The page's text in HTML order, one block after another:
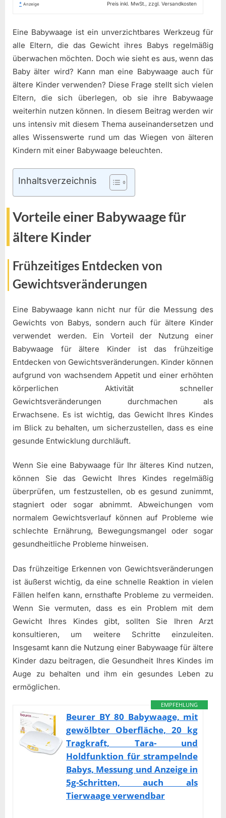
* Anzeige Preis inkl. MwSt., zzgl. Versandkosten
Eine Babywaage ist ein unverzichtbares Werkzeug für
alle Eltern, die das Gewicht ihres Babys regelmäßig
überwachen möchten. Doch wie sieht es aus, wenn das
Baby älter wird? Kann man eine Babywaage auch für
ältere Kinder verwenden? Diese Frage stellt sich vielen
Eltern, die sich überlegen, ob sie ihre Babywaage
weiterhin nutzen können. In diesem Beitrag werden wir
uns intensiv mit diesem Thema auseinandersetzen und
alles Wissenswerte rund um das Wiegen von älteren
Kindern mit einer Babywaage beleuchten.
Inhaltsverzeichnis
Vorteile einer Babywaage für
ältere Kinder
Frühzeitiges Entdecken von
Gewichtsveränderungen
Eine Babywaage kann nicht nur für die Messung des
Gewichts von Babys, sondern auch für ältere Kinder
verwendet werden. Ein Vorteil der Nutzung einer
Babywaage für ältere Kinder ist das frühzeitige
Entdecken von Gewichtsveränderungen. Kinder können
aufgrund von wachsendem Appetit und einer erhöhten
körperlichen Aktivität schneller
Gewichtsveränderungen durchmachen als
Erwachsene. Es ist wichtig, das Gewicht Ihres Kindes
im Blick zu behalten, um sicherzustellen, dass es eine
gesunde Entwicklung durchläuft.
Wenn Sie eine Babywaage für Ihr älteres Kind nutzen,
können Sie das Gewicht Ihres Kindes regelmäßig
überprüfen, um festzustellen, ob es gesund zunimmt,
stagniert oder sogar abnimmt. Abweichungen vom
normalem Gewichtsverlauf können auf Probleme wie
schlechte Ernährung, Bewegungsmangel oder sogar
gesundheitliche Probleme hinweisen.
Das frühzeitige Erkennen von Gewichtsveränderungen
ist äußerst wichtig, da eine schnelle Reaktion in vielen
Fällen helfen kann, ernsthafte Probleme zu vermeiden.
Wenn Sie vermuten, dass es ein Problem mit dem
Gewicht Ihres Kindes gibt, sollten Sie Ihren Arzt
konsultieren, um weitere Schritte einzuleiten.
Insgesamt kann die Nutzung einer Babywaage für ältere
Kinder dazu beitragen, die Gesundheit Ihres Kindes im
Auge zu behalten und ihm ein gesundes Leben zu
ermöglichen.
EMPFEHLUNG
Beurer BY 80 Babywaage, mit
gewölbter Oberfläche, 20 kg
Tragkraft, Tara- und
Holdfunktion für strampelnde
Babys, Messung und Anzeige in
5g-Schritten, auch als
Tierwaage verwendbar